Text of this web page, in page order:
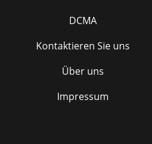
DCMA
Kontaktieren Sie uns
Über uns
Impressum